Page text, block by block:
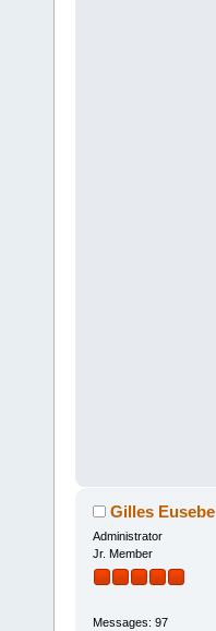
Gilles Eusebe
Administrator
Jr. Member
Messages: 97